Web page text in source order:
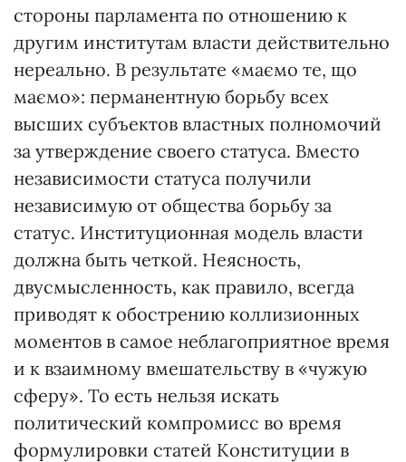
стороны парламента по отношению к
другим институтам власти действительно
нереально. В результате «маємо те, що
маємо»: перманентную борьбу всех
высших субъектов властных полномочий
за утверждение своего статуса. Вместо
независимости статуса получили
независимую от общества борьбу за
статус. Институционная модель власти
должна быть четкой. Неясность,
двусмысленность, как правило, всегда
приводят к обострению коллизионных
моментов в самое неблагоприятное время
и к взаимному вмешательству в «чужую
сферу». То есть нельзя искать
политический компромисс во время
формулировки статей Конституции в